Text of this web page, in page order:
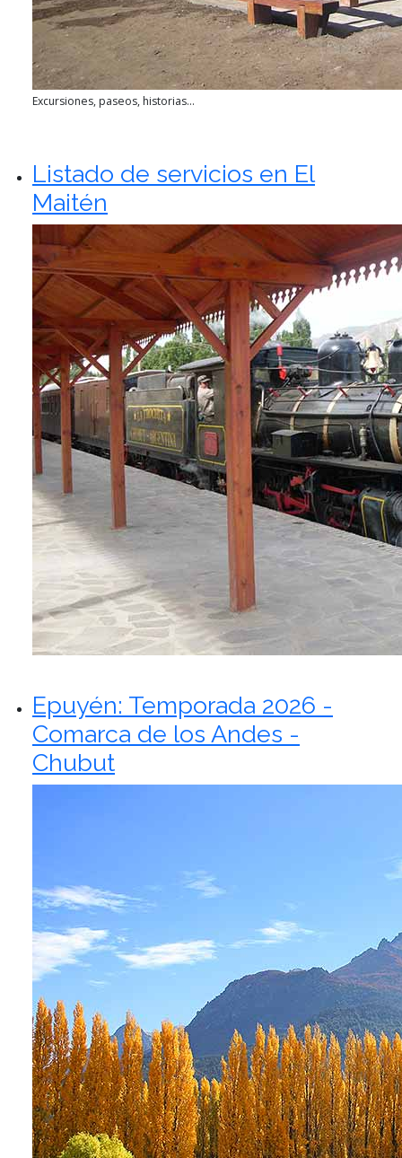
Excursiones, paseos, historias...
Listado de servicios en El
Maitén
Epuyén: Temporada 2026 -
Comarca de los Andes -
Chubut